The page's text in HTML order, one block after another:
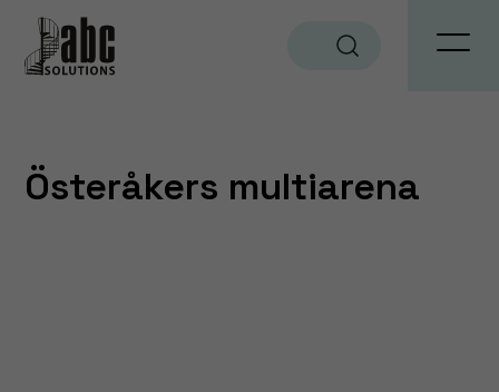
Österåkers multiarena